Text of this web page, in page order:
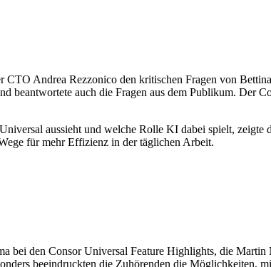
CTO Andrea Rezzonico den kritischen Fragen von
beantwortete auch die Fragen aus dem Publikum. Der
aussieht und welche Rolle KI dabei spielt,
für mehr Effizienz in der täglichen Arbeit.
bei den Consor Universal Feature Highlights, die
beeindruckten die Zuhörenden die